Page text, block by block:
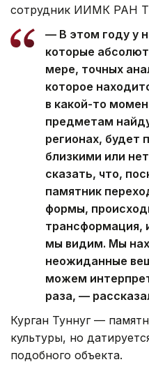
сотрудник ИИМК РАН
— В этом году у
которые
мере, точных
которое
в какой-то
предметам
регионах, будет
близкими или
сказать, что,
памятник
формы,
трансформация,
мы видим. Мы
неожиданные
можем
раза, —
Курган Туннуг —
культуры, но
подобного объекта.